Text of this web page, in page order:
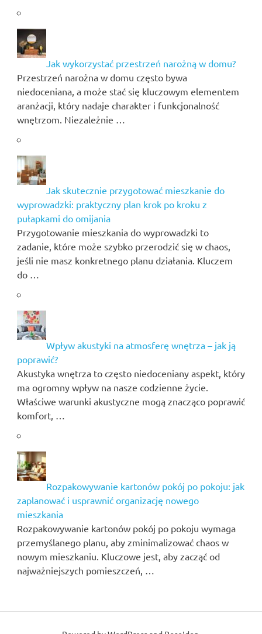
Jak wykorzystać przestrzeń narożną w domu?
Przestrzeń narożna w domu często bywa
niedoceniana, a może stać się kluczowym elementem
aranżacji, który nadaje charakter i funkcjonalność
wnętrzom. Niezależnie …
Jak skutecznie przygotować mieszkanie do
wyprowadzki: praktyczny plan krok po kroku z
pułapkami do omijania
Przygotowanie mieszkania do wyprowadzki to
zadanie, które może szybko przerodzić się w chaos,
jeśli nie masz konkretnego planu działania. Kluczem
do …
Wpływ akustyki na atmosferę wnętrza – jak ją
poprawić?
Akustyka wnętrza to często niedoceniany aspekt, który
ma ogromny wpływ na nasze codzienne życie.
Właściwe warunki akustyczne mogą znacząco poprawić
komfort, …
Rozpakowywanie kartonów pokój po pokoju: jak
zaplanować i usprawnić organizację nowego
mieszkania
Rozpakowywanie kartonów pokój po pokoju wymaga
przemyślanego planu, aby zminimalizować chaos w
nowym mieszkaniu. Kluczowe jest, aby zacząć od
najważniejszych pomieszczeń, …